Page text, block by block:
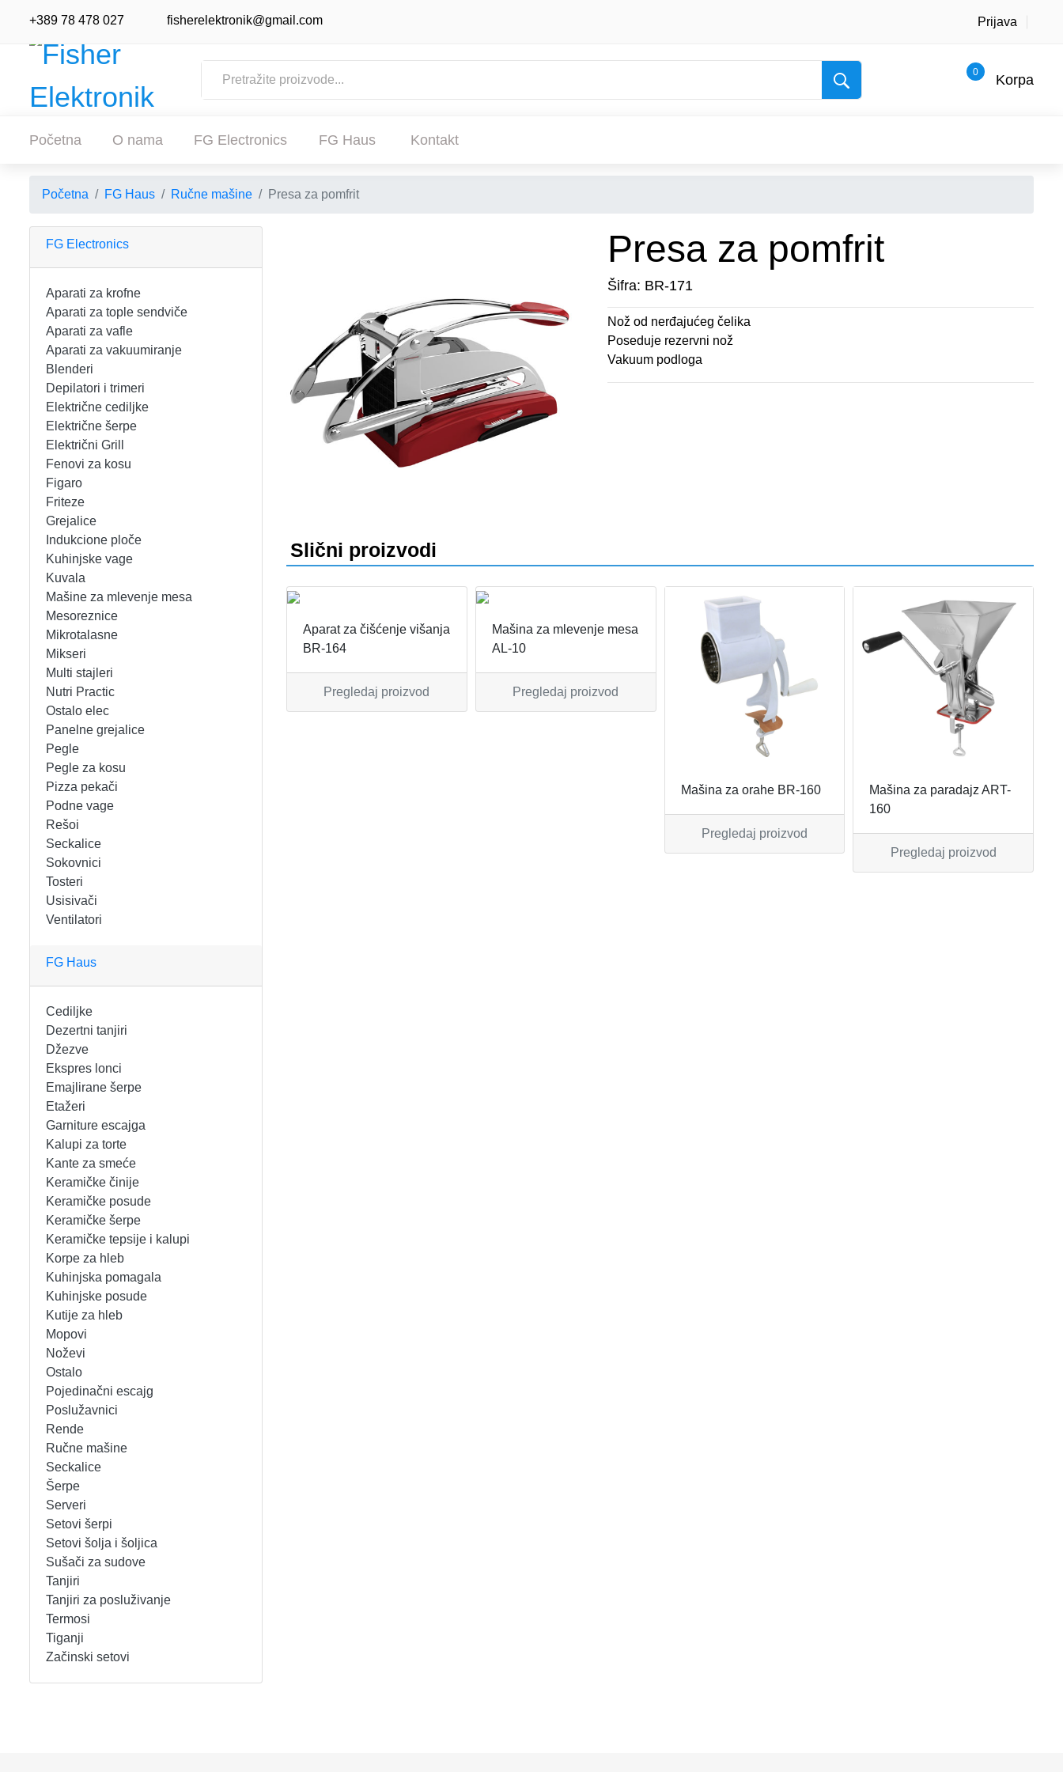
+389 78 478 027 fisherelektronik@gmail.com Prijava
0 Korpa
Početna O nama FG Electronics FG Haus Kontakt
POČETNA
APARATI ZA KROFNE
APARATI ZA TOPLE SENDVIČE
APARATI ZA VAFLE
APARATI ZA VAKUUMIRANJE
BLENDERI
DEPILATORI I TRIMERI
ELEKTRIČNE CEDILJKE
ELEKTRIČNE ŠERPE
ELEKTRIČNI GRILL
FENOVI ZA KOSU
FIGARO
FRITEZE
GREJALICE
INDUKCIONE PLOČE
KUHINJSKE VAGE
KUVALA
MAŠINE ZA MLEVENJE MESA
MIKROTALASNE
MIKSERI
MULTI STAJLERI
NUTRI PRACTIC
OSTALO ELEC
PANELNE GREJALICE
PEGLE
PEGLE ZA KOSU
PIZZA PEKAČI
PODNE VAGE
REŠOI
SECKALICE
SOKOVNICI
TOSTERI
USISIVAČI
VENTILATORI
FG HAUS
CEDILJKE
DEZERTNI TANJIRI
DŽEZVE
EKSPRES LONCI
EMAJLIRANE ŠERPE
ETAŽERI
GARNITURE ESCAJGA
KALUPI ZA TORTE
KANTE ZA SMEĆE
KERAMIČKE ČINIJE
KERAMIČKE POSUDE
KERAMIČKE ŠERPE
KERAMIČKE TEPSIJE I KALUPI
KORPE ZA HLEB
KUHINJSKA POMAGALA
KUHINJSKE POSUDE
MOPOVI
NOŽEVI
OSTALO
POJEDINAČNI ESCAJG
POSLUŽAVNICI
RENDE
RUČNE MAŠINE
SECKALICE
ŠERPE
SERVERI
SETOVI ŠERPI
SETOVI ŠOLJA I ŠOLJICA
SUŠAČI ZA SUDOVE
TANJIRI
TANJIRI ZA POSLUŽIVANJE
TERMOSI
TIGANJI
KONTAKT
+389 78 478 027 Prijava
Početna FG Haus Ručne mašine Presa za pomfrit
FG Electronics
Aparati za krofne
Aparati za tople sendviče
Aparati za vafle
Aparati za vakuumiranje
Blenderi
Depilatori i trimeri
Električne cediljke
Električne šerpe
Električni Grill
Fenovi za kosu
Figaro
Friteze
Grejalice
Indukcione ploče
Kuhinjske vage
Kuvala
Mašine za mlevenje mesa
Mesoreznice
Mikrotalasne
Mikseri
Multi stajleri
Nutri Practic
Ostalo elec
Panelne grejalice
Pegle
Pegle za kosu
Pizza pekači
Podne vage
Rešoi
Seckalice
Sokovnici
Tosteri
Usisivači
Ventilatori
FG Haus
Cediljke
Dezertni tanjiri
Džezve
Ekspres lonci
Emajlirane šerpe
Etažeri
Garniture escajga
Kalupi za torte
Kante za smeće
Keramičke činije
Keramičke posude
Keramičke šerpe
Keramičke tepsije i kalupi
Korpe za hleb
Kuhinjska pomagala
Kuhinjske posude
Kutije za hleb
Mopovi
Noževi
Ostalo
Pojedinačni escajg
Poslužavnici
Rende
Ručne mašine
Seckalice
Šerpe
Serveri
Setovi šerpi
Setovi šolja i šoljica
Sušači za sudove
Tanjiri
Tanjiri za posluživanje
Termosi
Tiganji
Začinski setovi
Presa za pomfrit
Šifra: BR-171
Nož od nerđajućeg čelika
Poseduje rezervni nož
Vakuum podloga
Slični proizvodi
Aparat za čišćenje višanja
BR-164
Pregledaj proizvod
Mašina za mlevenje mesa
AL-10
Pregledaj proizvod
Mašina za orahe BR-160
Pregledaj proizvod
Mašina za paradajz ART-
160
Pregledaj proizvod